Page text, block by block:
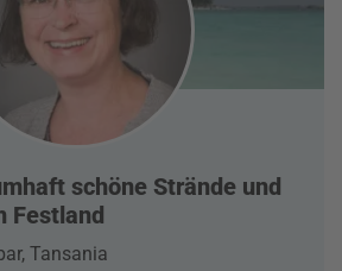
schöne Strände und
Festland
Tansania